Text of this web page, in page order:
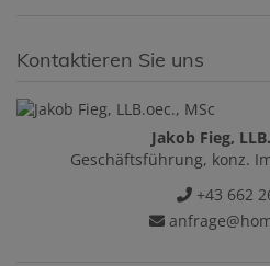
Kontaktieren Sie uns
Jakob Fieg,
Geschäftsführung, konz.
+43 662